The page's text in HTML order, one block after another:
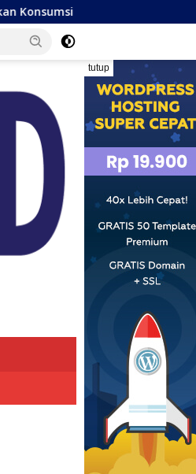
Anggota KI Pusat 2026–2030
tutup